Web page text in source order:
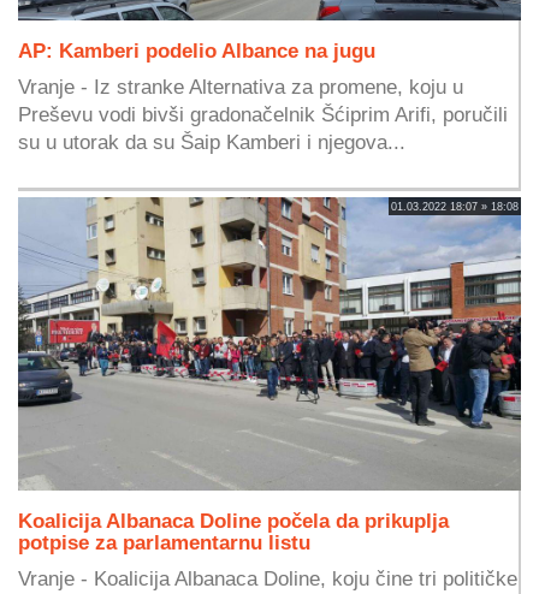
AP: Kamberi podelio Albance na jugu
Vranje - Iz stranke Alternativa za promene, koju u
Preševu vodi bivši gradonačelnik Šćiprim Arifi, poručili
su u utorak da su Šaip Kamberi i njegova...
01.03.2022 18:07 » 18:08
Koalicija Albanaca Doline počela da prikuplja
potpise za parlamentarnu listu
Vranje - Koalicija Albanaca Doline, koju čine tri političke